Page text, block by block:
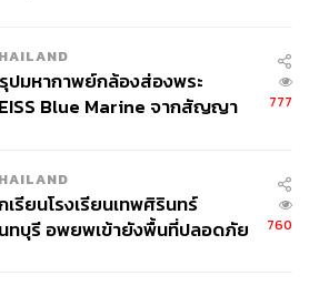
ปมหากาพย์กล้องส่องพระ
Blue Marine จากสัญญา
ยหนี้-แอบระบุแบรนด์
777
เรียนโรงเรียนเทพศิรินทร์
ทบุรี อพยพเข้ายังพื้นที่ปลอดภัย
760